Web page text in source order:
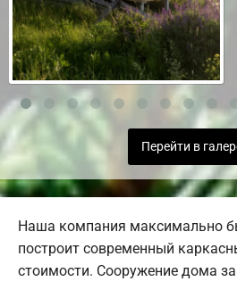
Перейти в
Наша компания максимально
построит современный
стоимости. Сооружение дома